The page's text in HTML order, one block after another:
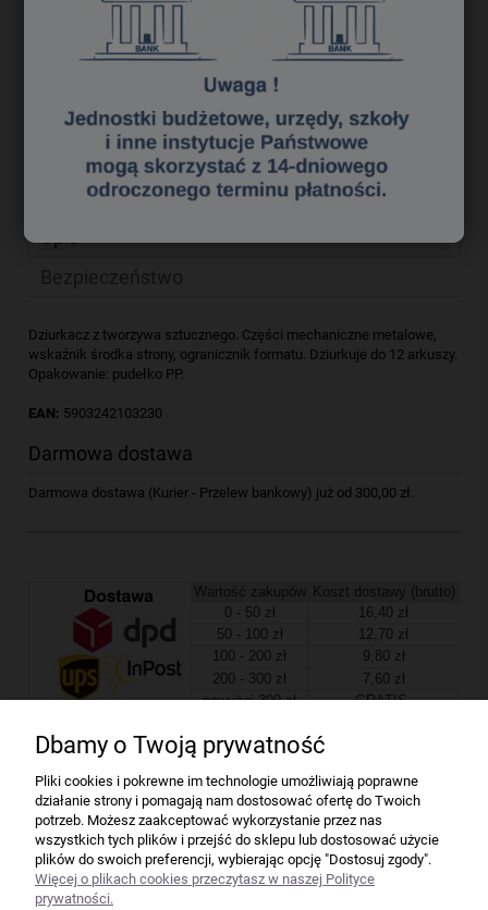
do koszyka
Kod produktu:
dz 7470258
zapytaj o produkt
poleć znajomemu
Dziurkacz z tworzywa sztucznego. Części mechaniczne metalowe,
wskaźnik środka strony, ogranicznik formatu. Dziurkuje do 12 arkuszy.
Opakowanie: pudełko PP.
EAN: 5903242103230
Darmowa dostawa
Darmowa dostawa (Kurier - Przelew bankowy) już od 300,00 zł.
Wartość zakupów
Koszt dostawy (brutto)
0 - 50 zł
16,40 zł
50 - 100 zł
12,70 zł
100 - 200 zł
9,80 zł
200 - 300 zł
7,60 zł
powyżej 300 zł
GRATIS
Firma
Bindownice wg producentów
Niszczarki wg producentów
Dbamy o Twoją prywatność
Pliki cookies i pokrewne im technologie umożliwiają poprawne
działanie strony i pomagają nam dostosować ofertę do Twoich
potrzeb. Możesz zaakceptować wykorzystanie przez nas
wszystkich tych plików i przejść do sklepu lub dostosować użycie
plików do swoich preferencji, wybierając opcję "Dostosuj zgody".
Więcej o plikach cookies przeczytasz w naszej Polityce
prywatności.